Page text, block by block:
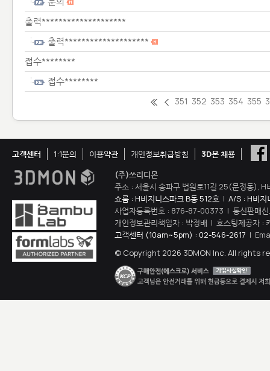
출력********************
출력********************
접수********
접수********
351 352 353 354 355
고객센터 1:1문의 이용약관 개인정보취급방침
3D몬 채용
(주)쓰리디몬
주소 : 서울시 송파구 법원로11길 25(문정동),
쇼룸 : H비지니스파크 B동 512호 | A/S : H비지
사업자등록번호 : 876-87-00373 | 통신판매
개인정보관리책임자 : 박정배 | 호스팅제공자 :
고객센터 (10am~5pm) : 02-546-2617 |
© Copyright 2026 3DMON Inc. All rights